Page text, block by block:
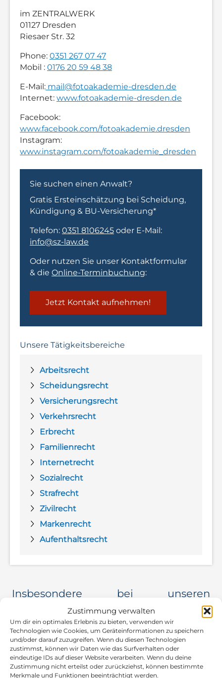
Zustimmung verwalten
Um dir ein optimales Erlebnis zu bieten, verwenden wir
Technologien wie Cookies, um Geräteinformationen zu speichern
und/oder darauf zuzugreifen. Wenn du diesen Technologien
zustimmst, können wir Daten wie das Surfverhalten oder
eindeutige IDs auf dieser Website verarbeiten. Wenn du deine
Zustimmung nicht erteilst oder zurückziehst, können bestimmte
Merkmale und Funktionen beeinträchtigt werden.
im ZENTRALWERK
01127 Dresden
Riesaer Str. 32
Phone: 0351 267 07 47
Mobil : 0176 20 59 48 38
E-Mail: mail@fotoakademie-dresden.de
Internet: www.fotoakademie-dresden.de
Facebook:
www.facebook.com/fotoakademie.dresden
Instagram:
www.instagram.com/fotoakademie_dresden
Sie suchen einen Anwalt?
Gratis Ersteinschätzung bei Scheidung,
Kündigung & BU-Versicherung*
Telefon: 0351 8106245 oder E-Mail:
info@sz-law.de
Oder nutzen Sie unser Kontaktformular
& die Online-Terminbuchung:
Jetzt Kontakt aufnehmen!
Unsere Tätigkeitsbereiche
Arbeitsrecht
Scheidungsrecht
Versicherungsrecht
Verkehrsrecht
Erbrecht
Familienrecht
Internetrecht
Sozialrecht
Strafrecht
Zivilrecht
Markenrecht
Aufenthaltsrecht
Insbesondere bei unseren
Schwerpunkten helfen wir Ihnen
direkt.
Für diese Themen haben wir für Sie Online-
Formulare bereitgestellt, die Sie hier mit einem
Klick auf das Bild des gewünschten
Rechtsgebietes nutzen können. Beauftragen Sie